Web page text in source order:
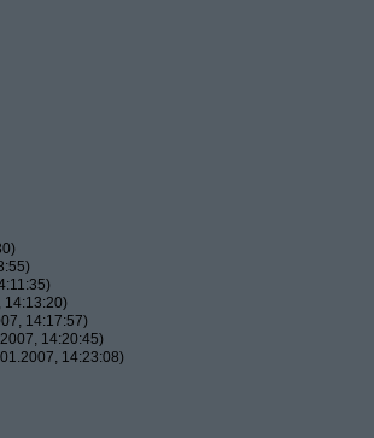
14:13:20)
14:17:57)
14:20:45)
14:23:08)